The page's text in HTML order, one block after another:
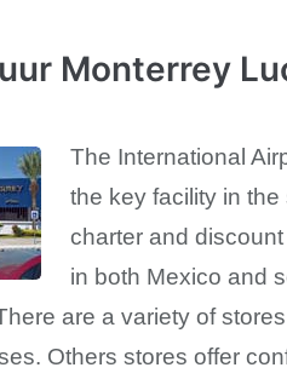
Monterrey
The International
the key facility in
charter and
in both Mexico and
are a variety of
Others stores offer